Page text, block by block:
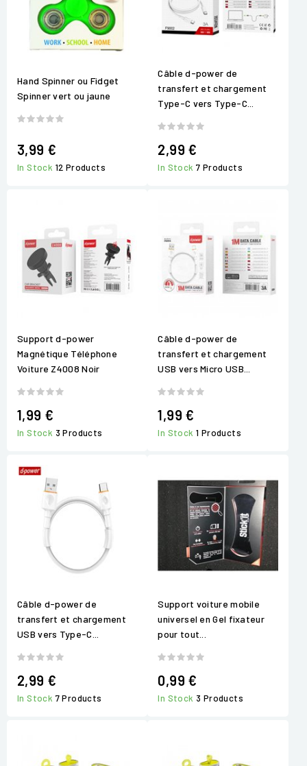
Hand Spinner ou Fidget
Spinner vert ou jaune
3,99 €
In Stock 12 Products
Câble d-power de
transfert et chargement
Type-C vers Type-C...
2,99 €
In Stock7 Products
Support d-power
Magnétique Téléphone
Voiture Z4008 Noir
1,99 €
In Stock 3 Products
Câble d-power de
transfert et chargement
USB vers Micro USB...
1,99 €
In Stock1 Products
Câble d-power de
transfert et chargement
USB vers Type-C...
2,99 €
In Stock 7 Products
Support voiture mobile
universel en Gel fixateur
pour tout...
0,99 €
In Stock 3 Products